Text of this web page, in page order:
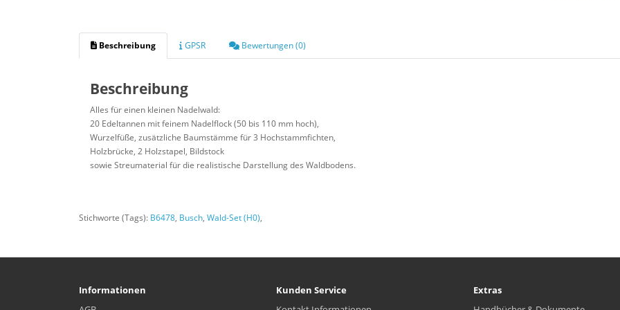
Beschreibung GPSR Bewertungen (0)
Beschreibung
Alles für einen kleinen Nadelwald:
20 Edeltannen mit feinem Nadelflock (50 bis 110 mm hoch),
Wurzelfüße, zusätzliche Baumstämme für 3 Hochstammfichten,
Holzbrücke, 2 Holzstapel, Bildstock
sowie Streumaterial für die realistische Darstellung des Waldbodens.
Stichworte (Tags): B6478, Busch, Wald-Set (H0),
Informationen
Kunden Service
Extras